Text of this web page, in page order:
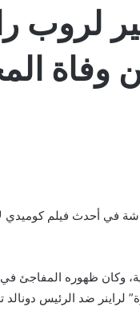
لروب
من
وكان ظهوره المفاجئ
لراينر ضد الرئيس